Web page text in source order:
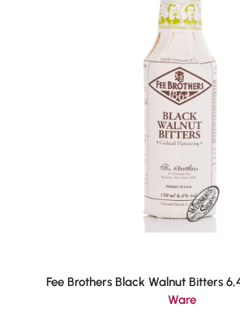
Fee Brothers Black Walnut Bitters
Ware